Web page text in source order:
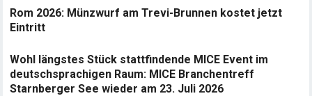
Rom 2026: Münzwurf am Trevi-Brunnen kostet jetzt
Eintritt
Wohl längstes Stück stattfindende MICE Event im
deutschsprachigen Raum: MICE Branchentreff
Starnberger See wieder am 23. Juli 2026